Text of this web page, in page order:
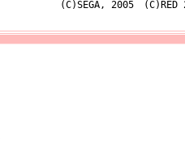
(C)SEGA, 2005 (C)RED